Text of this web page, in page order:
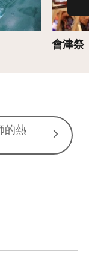
會津祭
的熱